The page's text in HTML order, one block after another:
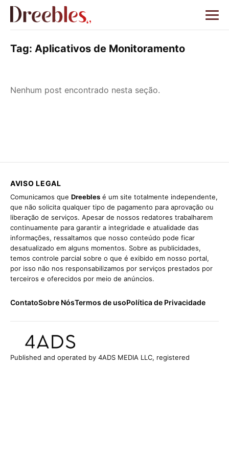
Tag: Aplicativos de Monitoramento
Nenhum post encontrado nesta seção.
AVISO LEGAL
Comunicamos que Dreebles é um site totalmente independente,
que não solicita qualquer tipo de pagamento para aprovação ou
liberação de serviços. Apesar de nossos redatores trabalharem
continuamente para garantir a integridade e atualidade das
informações, ressaltamos que nosso conteúdo pode ficar
desatualizado em alguns momentos. Sobre as publicidades,
temos controle parcial sobre o que é exibido em nosso portal,
por isso não nos responsabilizamos por serviços prestados por
terceiros e oferecidos por meio de anúncios.
ContatoSobre NósTermos de usoPolítica de Privacidade
Published and operated by 4ADS MEDIA LLC, registered